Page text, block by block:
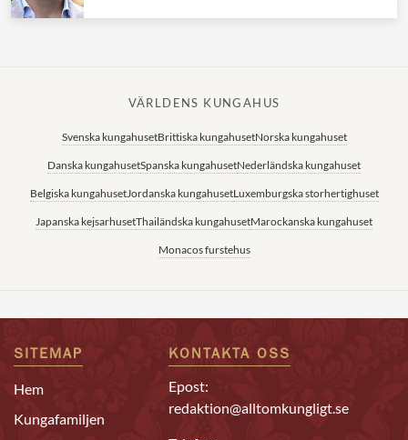
VÄRLDENS KUNGAHUS
Svenska kungahusetBrittiska kungahusetNorska kungahuset
Danska kungahusetSpanska kungahusetNederländska kungahuset
Belgiska kungahusetJordanska kungahusetLuxemburgska storhertighuset
Japanska kejsarhusetThailändska kungahusetMarockanska kungahuset
Monacos furstehus
SITEMAP
Hem
Kungafamiljen
KONTAKTA OSS
Epost:
redaktion@alltomkungligt.se